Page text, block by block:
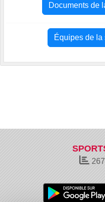
Documents de
Équipes de